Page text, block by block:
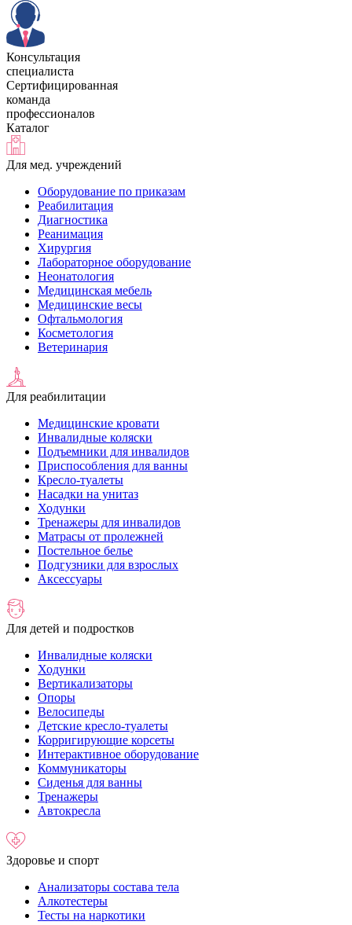
Консультация
специалиста
Сертифицированная
команда
профессионалов
Каталог
Для мед. учреждений
Оборудование по приказам
Реабилитация
Диагностика
Реанимация
Хирургия
Лабораторное оборудование
Неонатология
Медицинская мебель
Медицинские весы
Офтальмология
Косметология
Ветеринария
Для реабилитации
Медицинские кровати
Инвалидные коляски
Подъемники для инвалидов
Приспособления для ванны
Кресло-туалеты
Насадки на унитаз
Ходунки
Тренажеры для инвалидов
Матрасы от пролежней
Постельное белье
Подгузники для взрослых
Аксессуары
Для детей и подростков
Инвалидные коляски
Ходунки
Вертикализаторы
Опоры
Велосипеды
Детские кресло-туалеты
Корригирующие корсеты
Интерактивное оборудование
Коммуникаторы
Сиденья для ванны
Тренажеры
Автокресла
Здоровье и спорт
Анализаторы состава тела
Алкотестеры
Тесты на наркотики